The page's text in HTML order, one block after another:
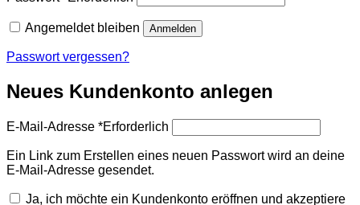
Angemeldet bleiben Anmelden
Passwort vergessen?
Neues Kundenkonto anlegen
E-Mail-Adresse *Erforderlich
Ein Link zum Erstellen eines neuen Passwort wird an deine
E-Mail-Adresse gesendet.
Ja, ich möchte ein Kundenkonto eröffnen und akzeptiere